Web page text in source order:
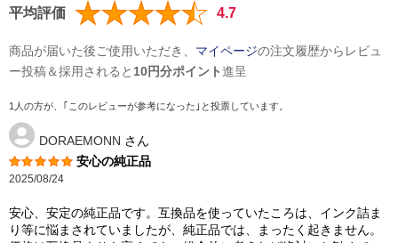
平均評価 4.7
商品が届いた後ご使用いただき、 マイページの注文履歴からレビュ
ー投稿＆採用されると 10円分ポイント進呈
1人の方が、｢このレビューが参考になった｣と投票しています。
DORAEMONN さん
安心の純正品
2025/08/24
安心、安定の純正品です。互換品を使っていたころは、インク詰ま
り等に悩まされていましたが、純正品では、まったく起きません。